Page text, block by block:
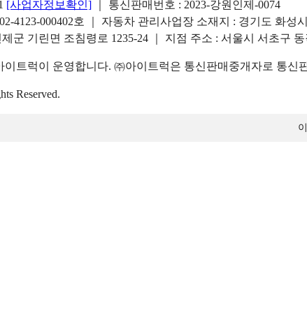
[사업자정보확인]
｜ 통신판매번호 : 2023-강원인제-0074
4123-000402호 ｜ 자동차 관리사업장 소재지 : 경기도 화성
군 기린면 조침령로 1235-24 ｜ 지점 주소 : 서울시 서초구
트럭이 운영합니다. ㈜아이트럭은 통신판매중개자로 통
Reserved.